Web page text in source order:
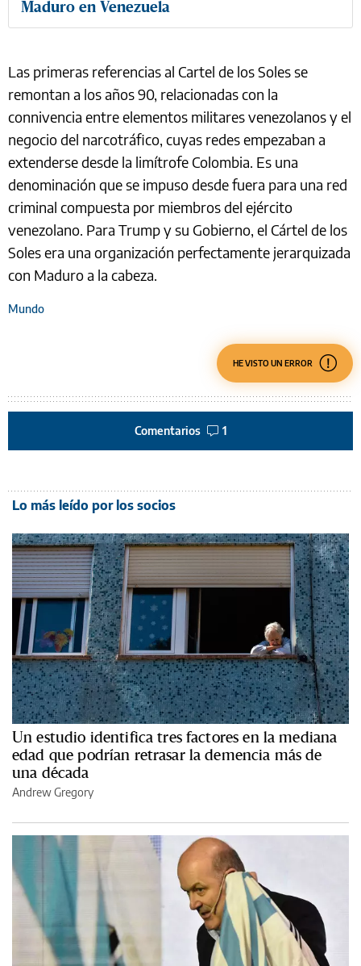
Maduro en Venezuela
Las primeras referencias al Cartel de los Soles se
remontan a los años 90, relacionadas con la
connivencia entre elementos militares venezolanos y el
negocio del narcotráfico, cuyas redes empezaban a
extenderse desde la limítrofe Colombia. Es una
denominación que se impuso desde fuera para una red
criminal compuesta por miembros del ejército
venezolano. Para Trump y su Gobierno, el Cártel de los
Soles era una organización perfectamente jerarquizada
con Maduro a la cabeza.
Mundo
HE VISTO UN ERROR
Comentarios 1
Lo más leído por los socios
Un estudio identifica tres factores en la mediana
edad que podrían retrasar la demencia más de
una década
Andrew Gregory